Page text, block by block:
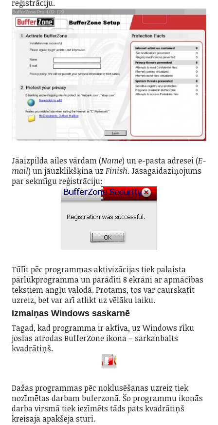
reģistrāciju.
Jāaizpilda ailes vārdam (Name) un e-pasta adresei (E-
mail) un jāuzklikšķina uz Finish. Jāsagaidaziņojums
par sekmīgu reģistrāciju:
Tūlīt pēc programmas aktivizācijas tiek palaista
pārlūkprogramma un parādīti 8 ekrāni ar apmācības
tekstiem angļu valodā. Protams, tos var caurskatīt
uzreiz, bet var arī atlikt uz vēlāku laiku.
Izmaiņas Windows saskarnē
Tagad, kad programma ir aktīva, uz Windows rīku
joslas atrodas BufferZone ikona – sarkanbalts
kvadrātiņš.
Dažas programmas pēc noklusēšanas uzreiz tiek
nozīmētas darbam buferzonā. Šo programmu ikonās
darba virsmā tiek iezīmēts tāds pats kvadrātiņš
kreisajā apakšējā stūrī.